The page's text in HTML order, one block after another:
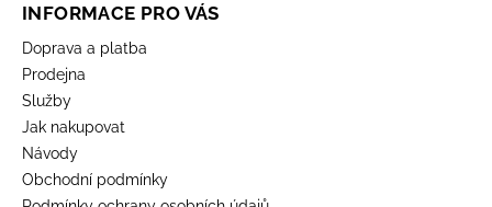
INFORMACE PRO VÁS
Doprava a platba
Prodejna
Služby
Jak nakupovat
Návody
Obchodní podmínky